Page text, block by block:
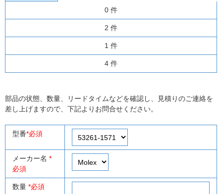
0 件
2 件
1 件
4 件
部品の状態、数量、リードタイムなどを確認し、見積りのご連絡を
差し上げますので、下記よりお問合せください。
型番*必須
メーカー名 *
必須
数量 *必須